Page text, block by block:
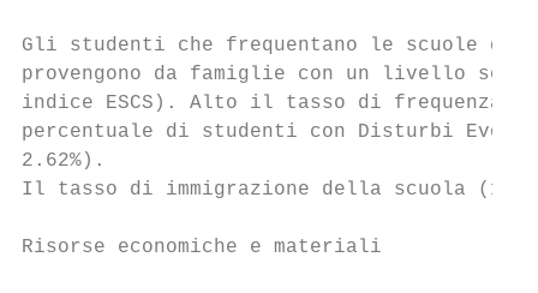
Gli studenti che frequentano le scuole del
provengono da famiglie con un livello
indice ESCS). Alto il tasso di frequenza
percentuale di studenti con Disturbi
2.62%).
Il tasso di immigrazione della scuola
Risorse economiche e materiali